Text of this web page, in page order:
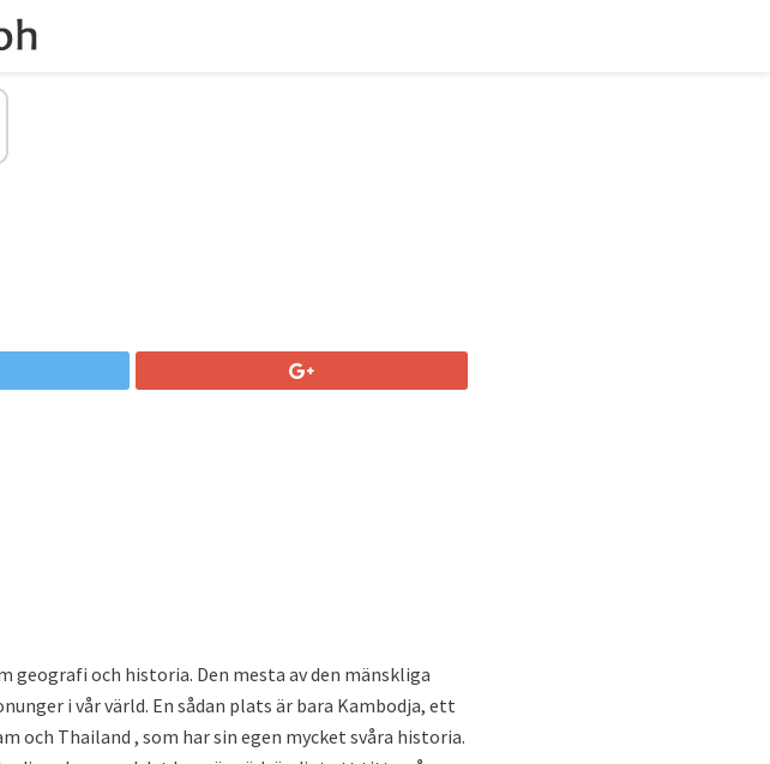
och historia. Den mesta av den mänskliga
i vår värld. En sådan plats är bara Kambodja, ett
och Thailand , som har sin egen mycket svåra historia.